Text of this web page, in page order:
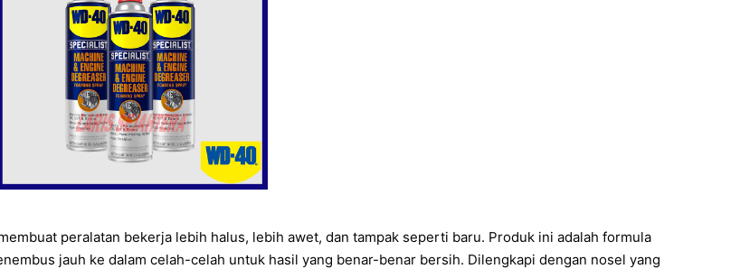
peralatan bekerja lebih halus, lebih awet, dan tampak seperti baru. Produk ini adalah formula
jauh ke dalam celah-celah untuk hasil yang benar-benar bersih. Dilengkapi dengan nosel yang